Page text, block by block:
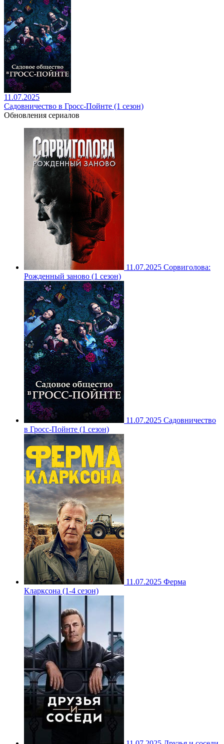
11.07.2025
Садовничество в Гросс-Пойнте (1 сезон)
Обновления сериалов
11.07.2025 Сорвиголова:
Рожденный заново (1 сезон)
11.07.2025 Садовничество
в Гросс-Пойнте (1 сезон)
11.07.2025 Ферма
Кларксона (1-4 сезон)